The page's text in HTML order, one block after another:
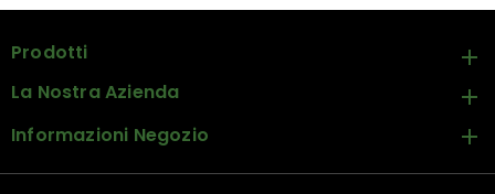
Prodotti 
La Nostra Azienda 
Informazioni Negozio 